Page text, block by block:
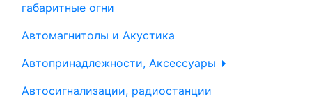
габаритные огни
Автомагнитолы и Акустика
Автопринадлежности, Аксессуары
Автосигнализации, радиостанции